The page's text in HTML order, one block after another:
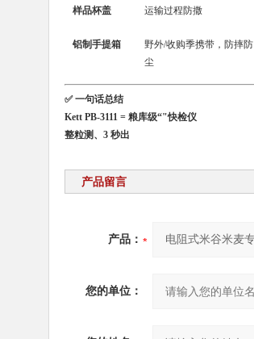
样品杯盖 运输过程防撒
铝制手提箱
野外/收购季携带，防摔防
尘
✅ 一句话总结
Kett PB-3111 = 粮库级“"快检仪
整粒测、3 秒出
产品留言
产品：
您的单位：